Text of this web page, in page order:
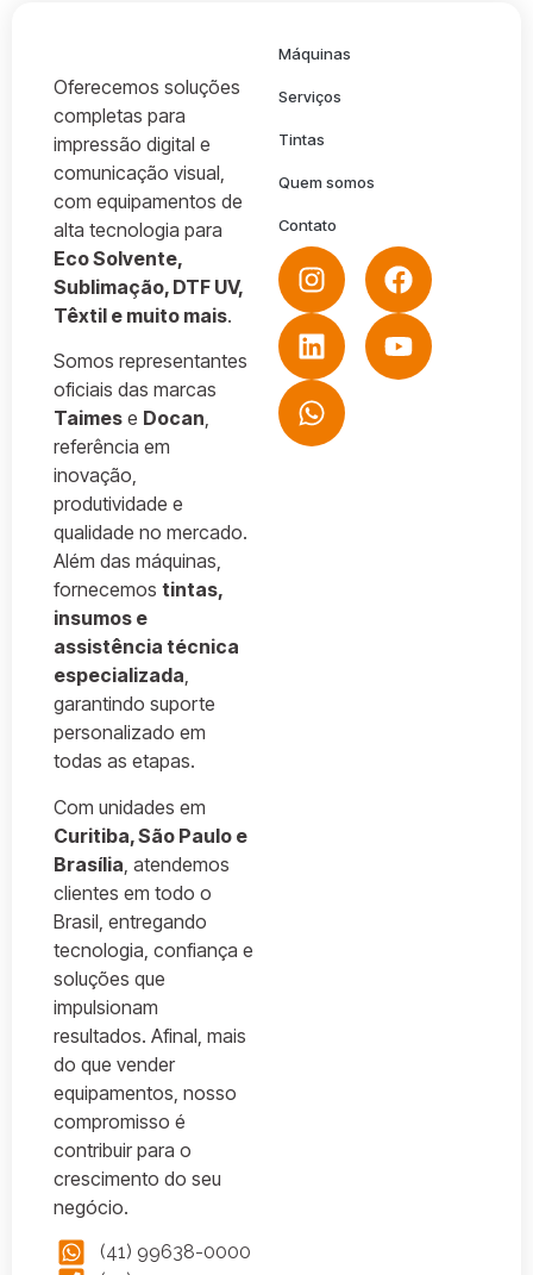
Oferecemos soluções
completas para
impressão digital e
comunicação visual,
com equipamentos de
alta tecnologia para
Eco Solvente,
Sublimação, DTF UV,
Têxtil e muito mais.
Somos representantes
oficiais das marcas
Taimes e Docan,
referência em
inovação,
produtividade e
qualidade no mercado.
Além das máquinas,
fornecemos tintas,
insumos e
assistência técnica
especializada,
garantindo suporte
personalizado em
todas as etapas.
Com unidades em
Curitiba, São Paulo e
Brasília , atendemos
clientes em todo o
Brasil, entregando
tecnologia, confiança e
soluções que
impulsionam
resultados. Afinal, mais
do que vender
equipamentos, nosso
compromisso é
contribuir para o
crescimento do seu
negócio.
(41) 99638-0000
Máquinas
Serviços
Tintas
Quem somos
Contato